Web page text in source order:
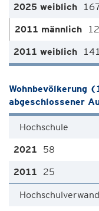
141
Wohnbevölkerung
abgeschlossener
Hochschule
58
25